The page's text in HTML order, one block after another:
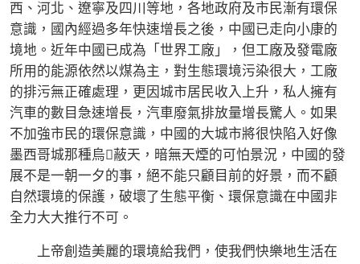
西、河北、遼寧及四川等地，各地政府及市民漸有環保
意識，國內經過多年快速增長之後，中國已走向小康的
境地。近年中國已成為「世界工廠」，但工廠及發電廠
所用的能源依然以煤為主，對生態環境污染很大，工廠
的排污無正確處理，更因城市居民收入上升，私人擁有
汽車的數目急速增長，汽車廢氣排放量增長驚人。如果
不加強市民的環保意識，中國的大城市將很快陷入好像
墨西哥城那種烏蔽天，暗無天煙的可怕景況，中國的發
展不是一朝一夕的事，絕不能只顧目前的好景，而不顧
自然環境的保護，破壞了生態平衡、環保意識在中國非
全力大大推行不可。
上帝創造美麗的環境給我們，使我們快樂地生活在